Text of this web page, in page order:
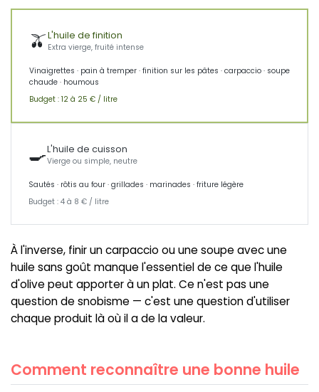
🫒L'huile de finition
Extra vierge, fruité intense
Vinaigrettes · pain à tremper · finition sur les pâtes · carpaccio · soupe
chaude · houmous
Budget : 12 à 25 € / litre
🍳L'huile de cuisson
Vierge ou simple, neutre
Sautés · rôtis au four · grillades · marinades · friture légère
Budget : 4 à 8 € / litre
À l'inverse, finir un carpaccio ou une soupe avec une
huile sans goût manque l'essentiel de ce que l'huile
d'olive peut apporter à un plat. Ce n'est pas une
question de snobisme — c'est une question d'utiliser
chaque produit là où il a de la valeur.
Comment reconnaître une bonne huile